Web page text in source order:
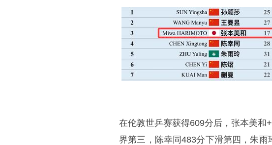
在伦敦世乒赛获得609分后，张本美
界第三，陈幸同483分下滑第四，朱